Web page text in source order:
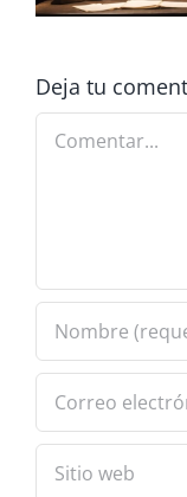
Deja tu
Comentar